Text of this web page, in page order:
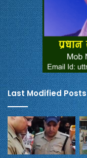
Last Modified Posts